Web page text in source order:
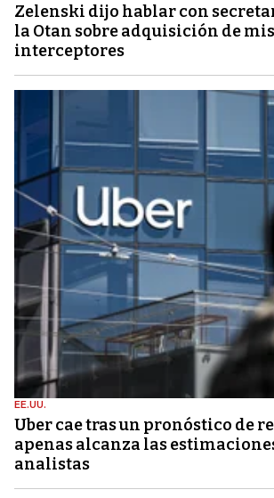
Zelenski dijo hablar con
la Otan sobre adquisición de
interceptores
EE.UU.
Uber cae tras un pronóstico de
apenas alcanza las
analistas